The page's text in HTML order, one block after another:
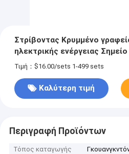
Στρίβοντας Κρυμμένο
ηλεκτρικής ενέργειας
Τιμή：$16.00/sets 1-499 sets
Καλύτερη τιμή
Περιγραφή Προϊόντων
Τόπος καταγωγής